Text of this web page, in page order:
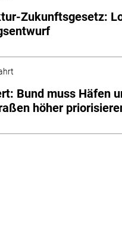
Zukunftsgesetz:
Bund muss Häfen
höher